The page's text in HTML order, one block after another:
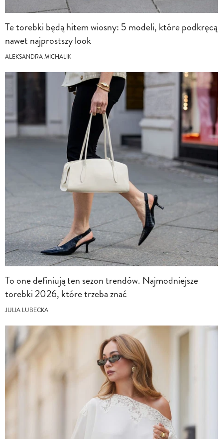
Te torebki będą hitem wiosny: 5 modeli, które podkręcą
nawet najprostszy look
ALEKSANDRA MICHALIK
To one definiują ten sezon trendów. Najmodniejsze
torebki 2026, które trzeba znać
JULIA LUBECKA